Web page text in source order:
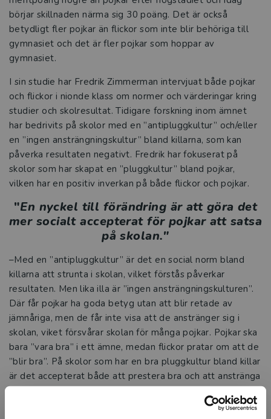
börjar skillnaden närma sig 30 poäng. Det är också
betydligt fler pojkar än flickor som inte blir behöriga till
gymnasiet och det är fler pojkar som hoppar av
gymnasiet.
I sin studie har Fredrik Zimmerman intervjuat både pojkar
och flickor i nionde klass om normer och värderingar kring
studier och skolresultat. Tidigare forskning inom ämnet
har bedrivits på skolor med en ”antipluggkultur” och/eller
en ”ingen ansträngningskultur” bland killarna, som kan
påverka resultaten negativt. Fredrik har fokuserat på
skolor som har skapat en ”pluggkultur” bland pojkar,
vilken har en positiv inverkan på både flickor och pojkar.
"En nyckel till förändring är att göra det
mer socialt accepterat för pojkar att satsa
på skolan."
–Med en ”antipluggkultur” är det en social norm bland
killarna att strunta i skolan, vilket förstås påverkar
resultaten. Men lika illa är ”ingen ansträngningskulturen”.
Där får pojkar ha goda betyg utan att blir retade av
jämnåriga, men de får inte visa att de anstränger sig i
skolan, viket försvårar skolan för många pojkar. Pojkar ska
bara ”vara bra” i ett ämne, medan flickor pratar om att de
”blir bra”. På skolor som har en bra pluggkultur bland killar
är det accepterat både att prestera bra och att anstränga
Några konkreta råd Fredrik Zimmerman ger till lärare och